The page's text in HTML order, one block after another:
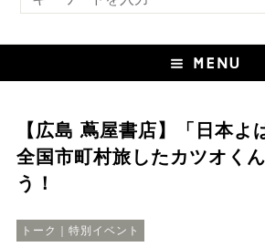
【広島 蔦屋書店】「日本よ
全国市町村旅したカツオく
う！
トーク｜特別イベント